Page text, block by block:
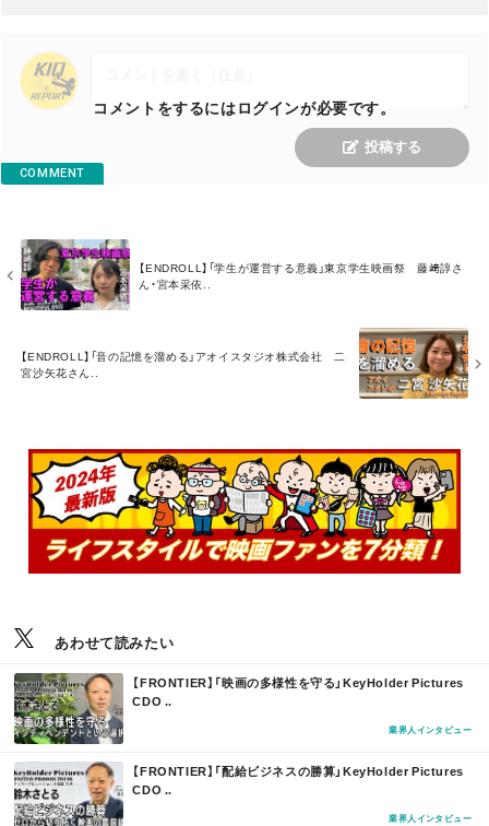
COMMENT
コメントをするにはログインが必要です。
投稿する
【ENDROLL】「学生が運営する意義」東京学生映画祭 藤﨑諄さ
ん・宮本采依..
M
O
R
E
【ENDROLL】「音の記憶を溜める」アオイスタジオ株式会社 二
宮沙矢花さん..
O
R
あわせて読みたい
【FRONTIER】「映画の多様性を守る」KeyHolder Pictures
CDO ..
業界人インタビュー
【FRONTIER】「配給ビジネスの勝算」KeyHolder Pictures
CDO ..
業界人インタビュー